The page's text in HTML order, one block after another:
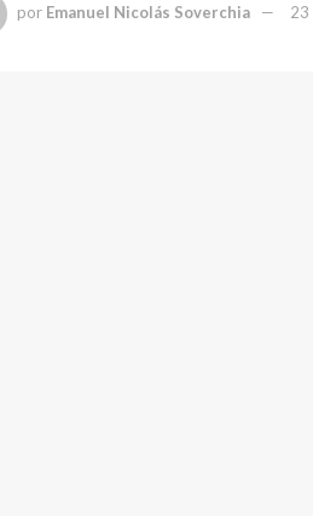
por Emanuel Nicolás Soverchia 23